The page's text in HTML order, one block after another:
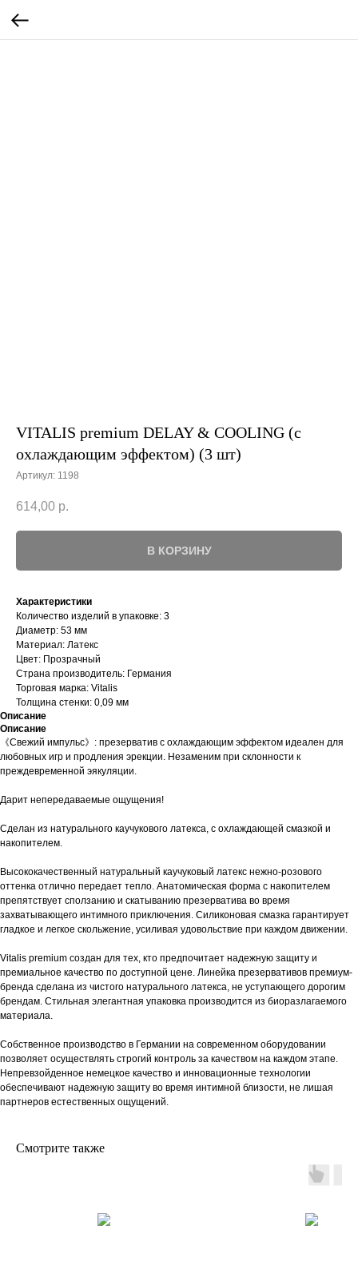
VITALIS premium DELAY & COOLING (с
охлаждающим эффектом) (3 шт)
Артикул: 1198
614,00 р.
В КОРЗИНУ
Характеристики
Количество изделий в упаковке: 3
Диаметр: 53 мм
Материал: Латекс
Цвет: Прозрачный
Страна производитель: Германия
Торговая марка: Vitalis
Толщина стенки: 0,09 мм
Описание
Описание
《Свежий импульс》: презерватив с охлаждающим эффектом идеален для
любовных игр и продления эрекции. Незаменим при склонности к
преждевременной эякуляции.
Дарит непередаваемые ощущения!
Сделан из натурального каучукового латекса, с охлаждающей смазкой и
накопителем.
Высококачественный натуральный каучуковый латекс нежно-розового
оттенка отлично передает тепло. Анатомическая форма с накопителем
препятствует сползанию и скатыванию презерватива во время
захватывающего интимного приключения. Силиконовая смазка гарантирует
гладкое и легкое скольжение, усиливая удовольствие при каждом движении.
Vitalis premium создан для тех, кто предпочитает надежную защиту и
премиальное качество по доступной цене. Линейка презервативов премиум-
бренда сделана из чистого натурального латекса, не уступающего дорогим
брендам. Стильная элегантная упаковка производится из биоразлагаемого
материала.
Собственное производство в Германии на современном оборудовании
позволяет осуществлять строгий контроль за качеством на каждом этапе.
Непревзойденное немецкое качество и инновационные технологии
обеспечивают надежную защиту во время интимной близости, не лишая
партнеров естественных ощущений.
Смотрите также